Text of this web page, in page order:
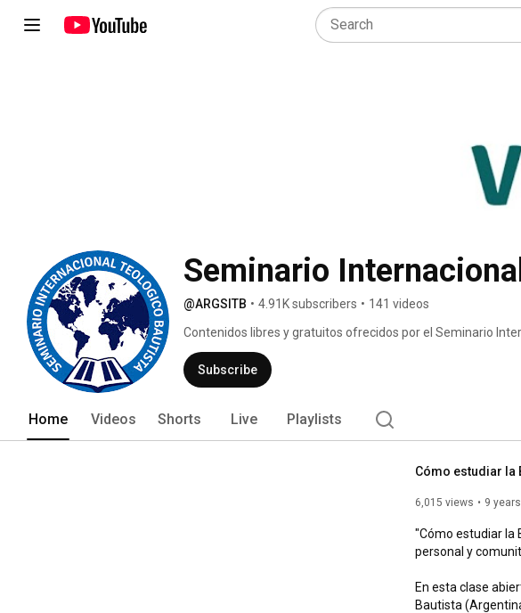
Seminario
@ARGSITB • 4.91K subscribers • 141 videos
Contenidos libres y gratuitos ofrecidos por el Seminario
www.sitb.edu.ar
Subscribe
Home Videos Shorts Live Playlists
Cómo estudiar la
6,015 views 9
"Cómo estudiar la
personal y
En esta clase
Bautista